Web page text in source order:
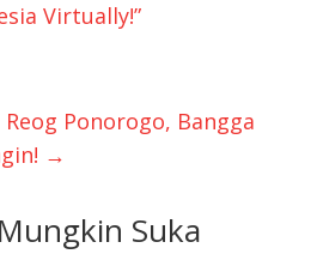
Virtually!”
Ponorogo, Bangga
→
Suka